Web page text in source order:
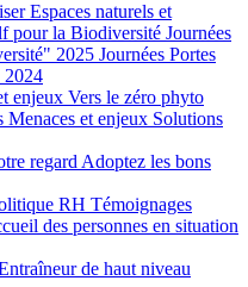
Espaces naturels et
pour la Biodiversité Journées
2025 Journées Portes
enjeux Vers le zéro phyto
Menaces et enjeux Solutions
regard Adoptez les bons
RH Témoignages
des personnes en situation
de haut niveau